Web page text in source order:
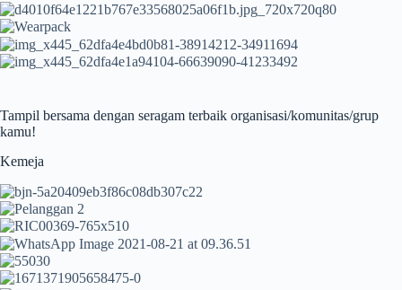
Tampil bersama dengan seragam terbaik organisasi/komunitas/grup
kamu!
Kemeja